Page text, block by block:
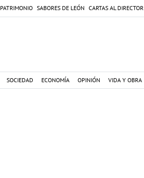
PATRIMONIO SABORES DE LEÓN CARTAS AL DIRECTOR
SOCIEDAD ECONOMÍA OPINIÓN VIDA Y OBRA